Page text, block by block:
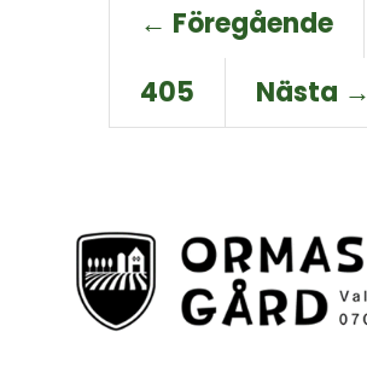
← Föregående
405
Nästa →